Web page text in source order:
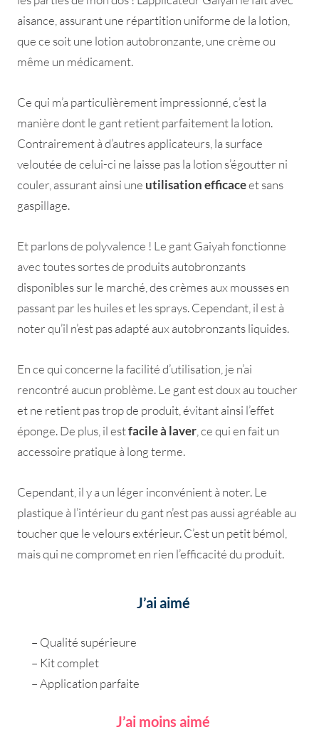
aisance, assurant une répartition uniforme de la lotion,
que ce soit une lotion autobronzante, une crème ou
même un médicament.
Ce qui m’a particulièrement impressionné, c’est la
manière dont le gant retient parfaitement la lotion.
Contrairement à d’autres applicateurs, la surface
veloutée de celui-ci ne laisse pas la lotion s’égoutter ni
couler, assurant ainsi une utilisation efficaceet sans
gaspillage.
Et parlons de polyvalence ! Le gant Gaiyah fonctionne
avec toutes sortes de produits autobronzants
disponibles sur le marché, des crèmes aux mousses en
passant par les huiles et les sprays. Cependant, il est à
noter qu’il n’est pas adapté aux autobronzants liquides.
En ce qui concerne la facilité d’utilisation, je n’ai
rencontré aucun problème. Le gant est doux au toucher
et ne retient pas trop de produit, évitant ainsi l’effet
éponge. De plus, il estfacile à laver , ce qui en fait un
accessoire pratique à long terme.
Cependant, il y a un léger inconvénient à noter. Le
plastique à l’intérieur du gant n’est pas aussi agréable au
toucher que le velours extérieur. C’est un petit bémol,
mais qui ne compromet en rien l’efficacité du produit.
J’ai aimé
– Qualité supérieure
– Kit complet
– Application parfaite
J’ai moins aimé